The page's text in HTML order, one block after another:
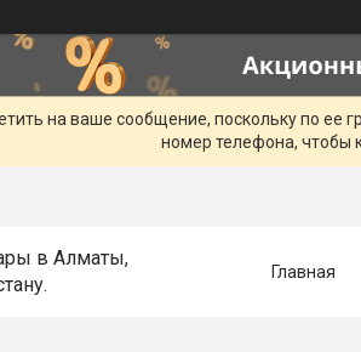
на ваше сообщение, поскольку по
номер телефона, чтобы
в Алматы,
Главная